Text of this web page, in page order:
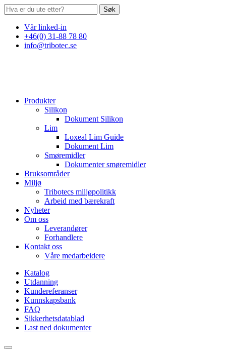
Søk
Vår linked-in
+46(0) 31-88 78 80
info@tribotec.se
Produkter
Silikon
Dokument Silikon
Lim
Loxeal Lim Guide
Dokument Lim
Smøremidler
Dokumenter smøremidler
Bruksområder
Miljø
Tribotecs miljøpolitikk
Arbeid med bærekraft
Nyheter
Om oss
Leverandører
Forhandlere
Kontakt oss
Våre medarbeidere
Katalog
Utdanning
Kundereferanser
Kunnskapsbank
FAQ
Sikkerhetsdatablad
Last ned dokumenter